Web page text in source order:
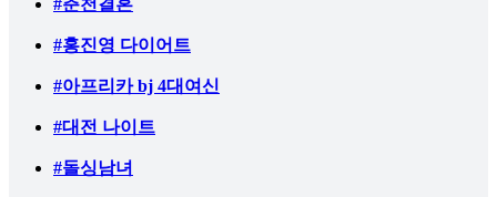
#춘천결혼
#홍진영 다이어트
#아프리카 bj 4대여신
#대전 나이트
#돌싱남녀